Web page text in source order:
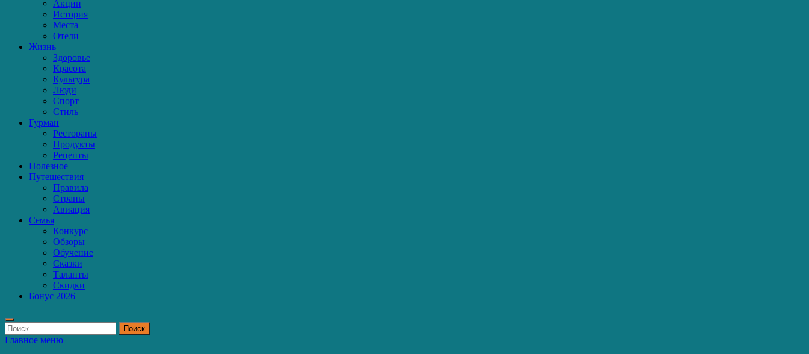
Акции
История
Места
Отели
Жизнь
Здоровье
Красота
Культура
Люди
Спорт
Стиль
Гурман
Рестораны
Продукты
Рецепты
Полезное
Путешествия
Правила
Страны
Авиация
Семья
Конкурс
Обзоры
Обучение
Сказки
Таланты
Скидки
Бонус 2026
Найти:
Главное меню